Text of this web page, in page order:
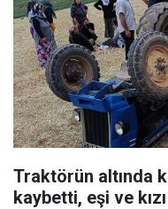
Traktörün altında
kaybetti, eşi ve